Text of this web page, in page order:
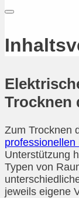
Trocknen
Zum Trocknen
Unterstützung
Typen von
jeweils eigene